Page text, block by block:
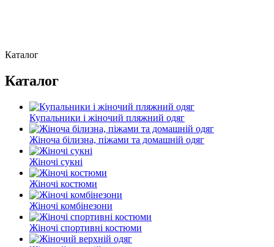
Каталог
Каталог
Купальники і жіночий пляжний одяг
Жіноча білизна, піжами та домашній одяг
Жіночі сукні
Жіночі костюми
Жіночі комбінезони
Жіночі спортивні костюми